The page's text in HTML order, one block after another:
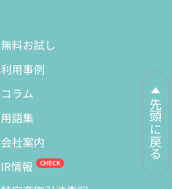
先頭に戻る
無料お試し
利用事例
コラム
用語集
会社案内
IR情報